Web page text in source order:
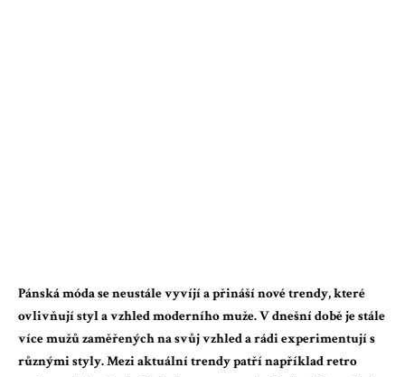
Pánská móda se neustále vyvíjí a přináší nové trendy, které
ovlivňují styl a vzhled moderního muže. V dnešní době je stále
více mužů zaměřených na svůj vzhled a rádi experimentují s
různými styly. Mezi aktuální trendy patří například retro